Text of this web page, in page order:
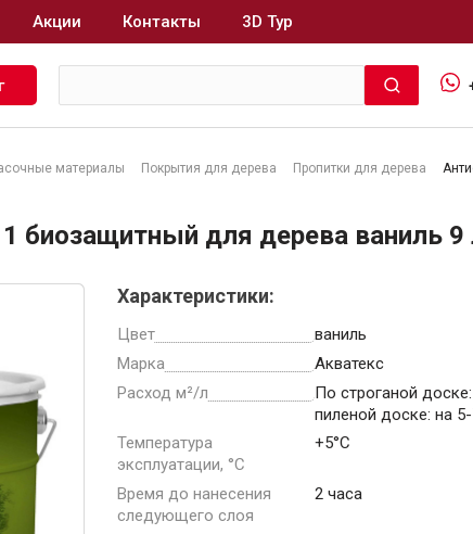
материалы Покрытия для дерева Пропитки для дерева
биозащитный для дерева ваниль 9
Характеристики:
Цвет
ваниль
Марка
Акватекс
Расход м²/л
По строганой
пиленой доске: на
Температура
эксплуатации, °С
+5°C
Время до нанесения
следующего слоя
2 часа
Акции Контакты 3D Тур
Герметики
Клеи, жидкие гвозди
Обои
Ещё 5
Инструменты